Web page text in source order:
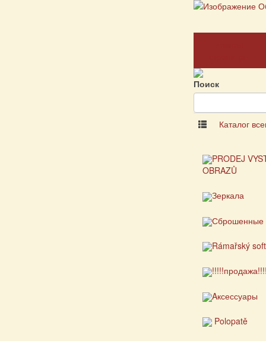
Поиск
Каталог
PRODEJ
OBRAZŮ
Зеркала
Сброшенные
Rámařský
Aксессуары
Polopatě